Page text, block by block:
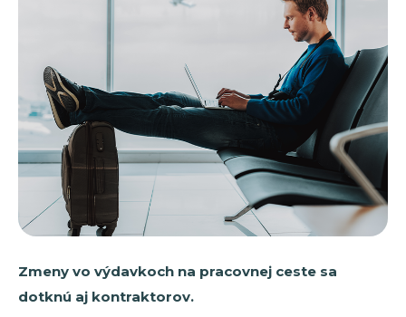
Zmeny vo výdavkoch na pracovnej ceste sa
dotknú aj kontraktorov.